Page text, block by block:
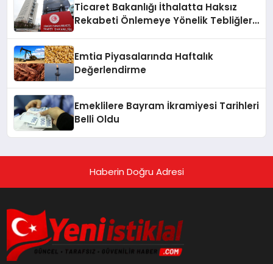
Ticaret Bakanlığı İthalatta Haksız
Rekabeti Önlemeye Yönelik Tebliğleri
Emtia Piyasalarında Haftalık
Değerlendirme
Emeklilere Bayram İkramiyesi Tarihleri
Belli Oldu
Haberin Doğru Adresi